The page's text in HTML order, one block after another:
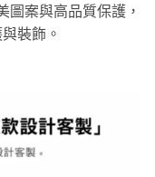
圖案與高品質保護，
裝飾。